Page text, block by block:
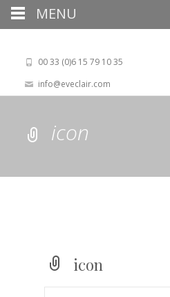
00 33 (0)6 15 79 10 35
info@eveclair.com
icon
icon
MENU